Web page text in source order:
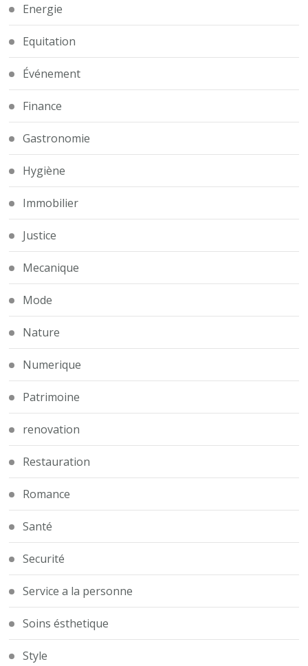
Energie
Equitation
Événement
Finance
Gastronomie
Hygiène
Immobilier
Justice
Mecanique
Mode
Nature
Numerique
Patrimoine
renovation
Restauration
Romance
Santé
Securité
Service a la personne
Soins ésthetique
Style